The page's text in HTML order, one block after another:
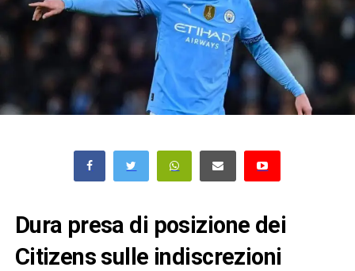
Dura presa di posizione dei
Citizens sulle indiscrezioni